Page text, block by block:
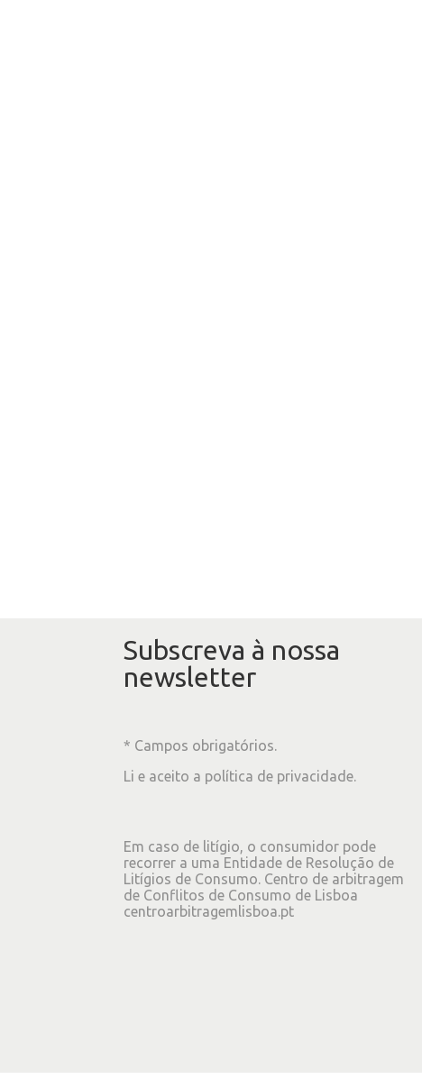
Subscreva à nossa
newsletter
* Campos obrigatórios.
Li e aceito a política de privacidade.
Em caso de litígio, o consumidor pode
recorrer a uma Entidade de Resolução de
Litígios de Consumo. Centro de arbitragem
de Conflitos de Consumo de Lisboa
centroarbitragemlisboa.pt